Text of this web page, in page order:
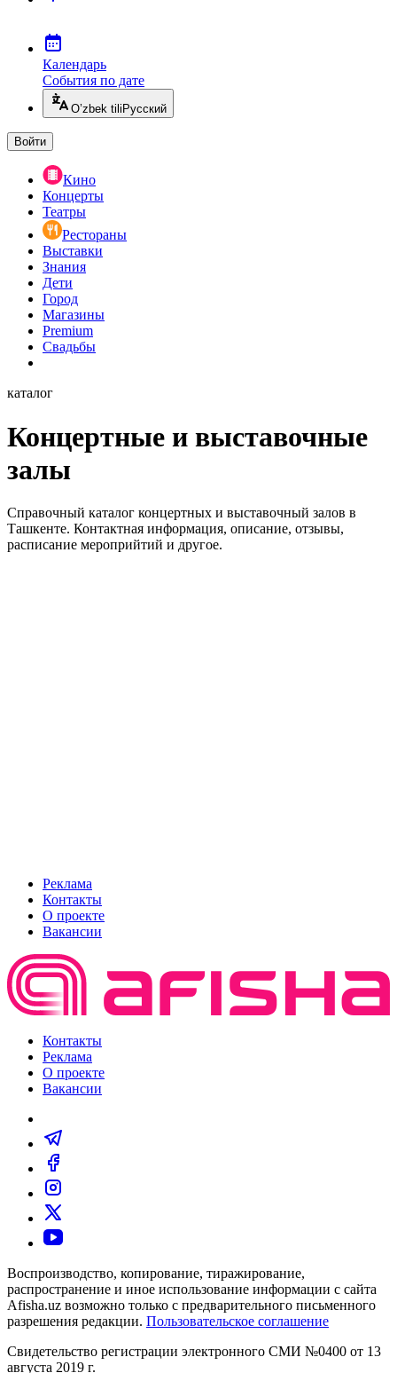
Календарь
События по дате
O’zbek tili Русский
Войти
Кино
Концерты
Театры
Рестораны
Выставки
Знания
Дети
Город
Магазины
Premium
Свадьбы
каталог
Концертные и выставочные
залы
Справочный каталог концертных и выставочный залов в
Ташкенте. Контактная информация, описание, отзывы,
расписание мероприйтий и другое.
Реклама
Контакты
О проекте
Вакансии
Контакты
Реклама
О проекте
Вакансии
Воспроизводство, копирование, тиражирование,
распространение и иное использование информации с сайта
Afisha.uz возможно только с предварительного письменного
разрешения редакции. Пользовательское соглашение
Свидетельство регистрации электронного СМИ №0400 от 13
августа 2019 г.